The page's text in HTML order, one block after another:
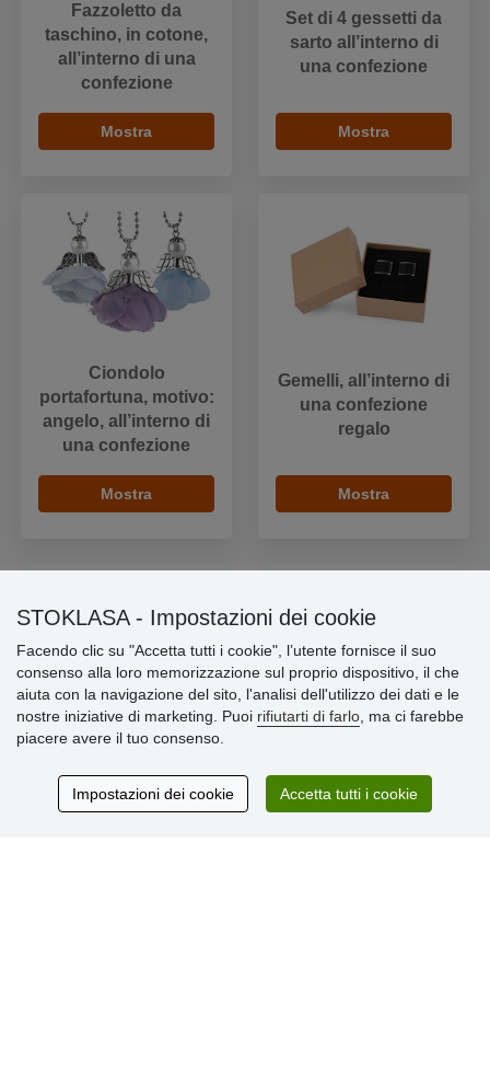
Fazzoletto da
taschino, in cotone,
all’interno di una
confezione
Mostra
Set di 4 gessetti da
sarto all’interno di
una confezione
Mostra
Ciondolo
portafortuna, motivo:
angelo, all’interno di
una confezione
Mostra
Gemelli, all’interno di
una confezione
regalo
Mostra
» Impostazioni dei cookie
» Termini & Condizioni
» Informativa sulla Privacy
» Consegna e pagamento
» Programma fedeltà
STOKLASA - Impostazioni dei cookie
Facendo clic su "Accetta tutti i cookie", l’utente fornisce il suo
consenso alla loro memorizzazione sul proprio dispositivo, il che
aiuta con la navigazione del sito, l'analisi dell'utilizzo dei dati e le
nostre iniziative di marketing. Puoi rifiutarti di farlo , ma ci farebbe
piacere avere il tuo consenso.
Impostazioni dei cookie Accetta tutti i cookie